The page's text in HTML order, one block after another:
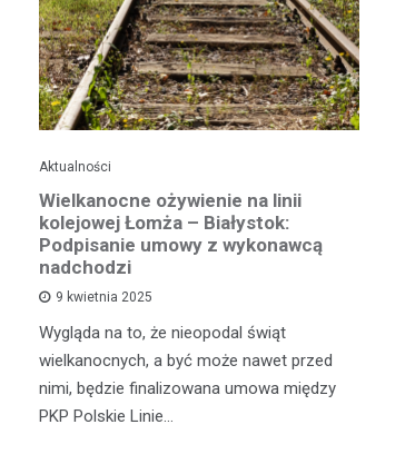
Aktualności
Wielkanocne ożywienie na linii
kolejowej Łomża – Białystok:
Podpisanie umowy z wykonawcą
nadchodzi
9 kwietnia 2025
Wygląda na to, że nieopodal świąt
wielkanocnych, a być może nawet przed
nimi, będzie finalizowana umowa między
PKP Polskie Linie…